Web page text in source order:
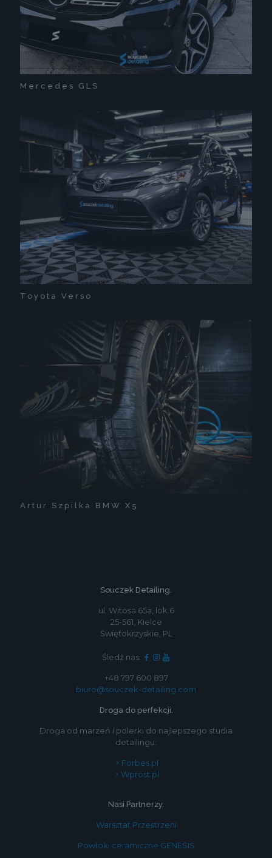
Mercedes GLS
Toyota Verso
Artur Szpilka BMW X5
Souczek Detailing.
ul. Witosa 65a, lok.6
25-561, Kielce
Świętokrzyskie, PL
Śledź nas:
+48 797 600 897
biuro@souczek-detailing.com
Droga do perfekcji.
Droga od marzeń i polerki do najlepszego studia
detailingu.
Forbes.pl
Wprost.pl
Nasi Partnerzy.
Warsztat Przestrzeni
Powłoki ceramiczne GENESIS